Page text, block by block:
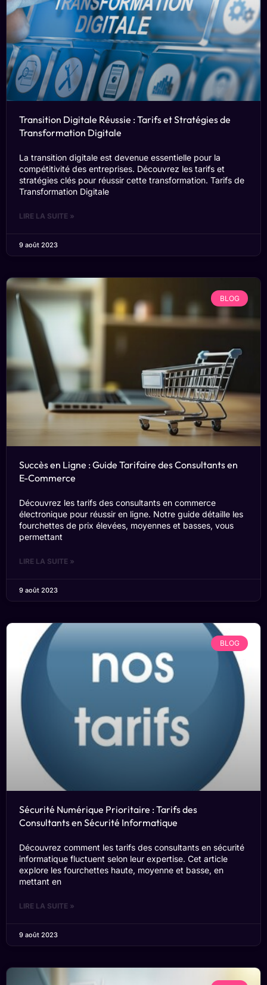
Transition Digitale Réussie : Tarifs et Stratégies de
Transformation Digitale
La transition digitale est devenue essentielle pour la
compétitivité des entreprises. Découvrez les tarifs et
stratégies clés pour réussir cette transformation. Tarifs de
Transformation Digitale
LIRE LA SUITE »
9 août 2023
BLOG
Succès en Ligne : Guide Tarifaire des Consultants en
E-Commerce
Découvrez les tarifs des consultants en commerce
électronique pour réussir en ligne. Notre guide détaille les
fourchettes de prix élevées, moyennes et basses, vous
permettant
LIRE LA SUITE »
9 août 2023
BLOG
Sécurité Numérique Prioritaire : Tarifs des
Consultants en Sécurité Informatique
Découvrez comment les tarifs des consultants en sécurité
informatique fluctuent selon leur expertise. Cet article
explore les fourchettes haute, moyenne et basse, en
mettant en
LIRE LA SUITE »
9 août 2023